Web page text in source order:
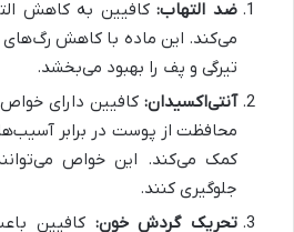
ضد التهاب:کافیین به کاهش
می‌کند. این ماده با کاهش رگ‌های
تیرگی و پف را بهبود می‌بخشد.
آنتی‌اکسیدان: کافیین دارای
محافظت از پوست در برابر
کمک می‌کند. این خواص
جلوگیری کنند.
تحریک گردش خون: کافیین